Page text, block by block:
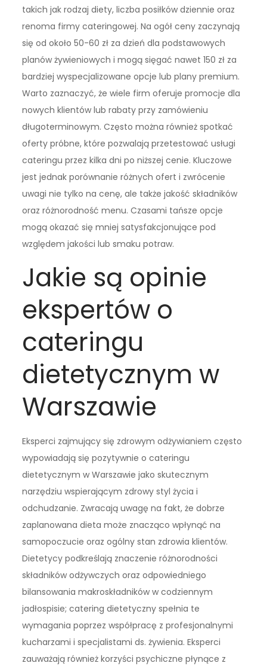
takich jak rodzaj diety, liczba posiłków dziennie oraz
renoma firmy cateringowej. Na ogół ceny zaczynają
się od około 50-60 zł za dzień dla podstawowych
planów żywieniowych i mogą sięgać nawet 150 zł za
bardziej wyspecjalizowane opcje lub plany premium.
Warto zaznaczyć, że wiele firm oferuje promocje dla
nowych klientów lub rabaty przy zamówieniu
długoterminowym. Często można również spotkać
oferty próbne, które pozwalają przetestować usługi
cateringu przez kilka dni po niższej cenie. Kluczowe
jest jednak porównanie różnych ofert i zwrócenie
uwagi nie tylko na cenę, ale także jakość składników
oraz różnorodność menu. Czasami tańsze opcje
mogą okazać się mniej satysfakcjonujące pod
względem jakości lub smaku potraw.
Jakie są opinie
ekspertów o
cateringu
dietetycznym w
Warszawie
Eksperci zajmujący się zdrowym odżywianiem często
wypowiadają się pozytywnie o cateringu
dietetycznym w Warszawie jako skutecznym
narzędziu wspierającym zdrowy styl życia i
odchudzanie. Zwracają uwagę na fakt, że dobrze
zaplanowana dieta może znacząco wpłynąć na
samopoczucie oraz ogólny stan zdrowia klientów.
Dietetycy podkreślają znaczenie różnorodności
składników odżywczych oraz odpowiedniego
bilansowania makroskładników w codziennym
jadłospisie; catering dietetyczny spełnia te
wymagania poprzez współpracę z profesjonalnymi
kucharzami i specjalistami ds. żywienia. Eksperci
zauważają również korzyści psychiczne płynące z